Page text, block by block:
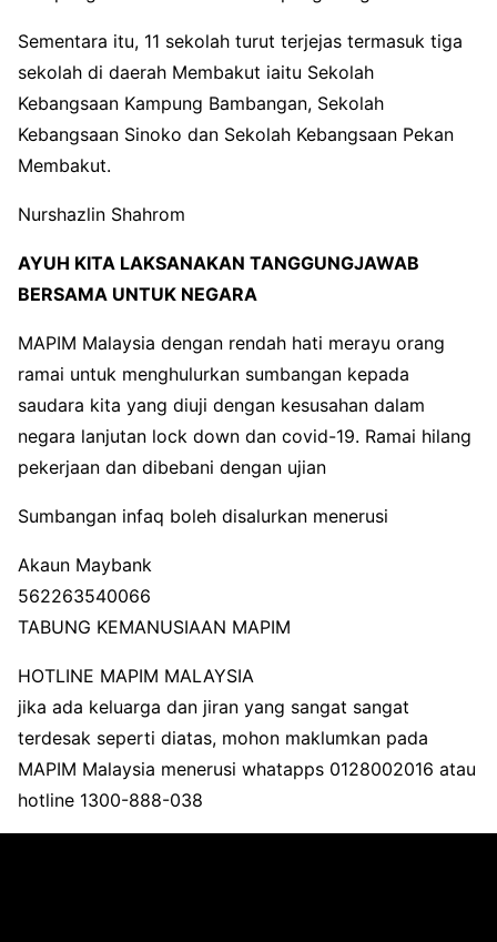
Sementara itu, 11 sekolah turut terjejas termasuk tiga
sekolah di daerah Membakut iaitu Sekolah
Kebangsaan Kampung Bambangan, Sekolah
Kebangsaan Sinoko dan Sekolah Kebangsaan Pekan
Membakut.
Nurshazlin Shahrom
AYUH KITA LAKSANAKAN TANGGUNGJAWAB
BERSAMA UNTUK NEGARA
MAPIM Malaysia dengan rendah hati merayu orang
ramai untuk menghulurkan sumbangan kepada
saudara kita yang diuji dengan kesusahan dalam
negara lanjutan lock down dan covid-19. Ramai hilang
pekerjaan dan dibebani dengan ujian
Sumbangan infaq boleh disalurkan menerusi
Akaun Maybank
562263540066
TABUNG KEMANUSIAAN MAPIM
HOTLINE MAPIM MALAYSIA
jika ada keluarga dan jiran yang sangat sangat
terdesak seperti diatas, mohon maklumkan pada
MAPIM Malaysia menerusi whatapps 0128002016 atau
hotline 1300-888-038